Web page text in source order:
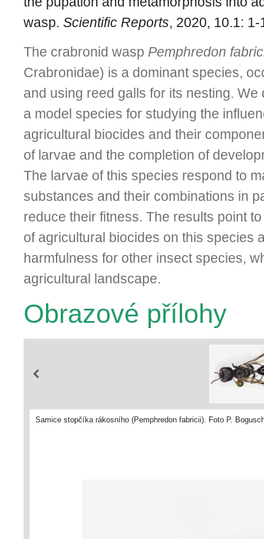
wasp. Scientific Reports, 2020, 10.1: 1-
The crabronid wasp Pemphredon
Crabronidae) is a dominant species,
and using reed galls for its nesting. We
a model species for studying the
agricultural biocides and their
of larvae and the completion of
The larvae of this species respond to
substances and their combinations in
reduce their fitness. The results point
of agricultural biocides on this species
harmfulness for other insect species,
agricultural landscape.
Obrazové přílohy
Samice stopčíka rákosního (Pemphredon fabricii). Foto P.